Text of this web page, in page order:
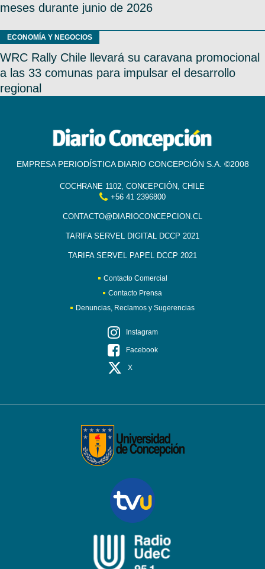
meses durante junio de 2026
ECONOMÍA Y NEGOCIOS
WRC Rally Chile llevará su caravana promocional
a las 33 comunas para impulsar el desarrollo
regional
EMPRESA PERIODÍSTICA DIARIO CONCEPCIÓN S.A. ©2008
COCHRANE 1102, CONCEPCIÓN, CHILE
+56 41 2396800
CONTACTO@DIARIOCONCEPCION.CL
TARIFA SERVEL DIGITAL DCCP 2021
TARIFA SERVEL PAPEL DCCP 2021
Contacto Comercial
Contacto Prensa
Denuncias, Reclamos y Sugerencias
Instagram
Facebook
X